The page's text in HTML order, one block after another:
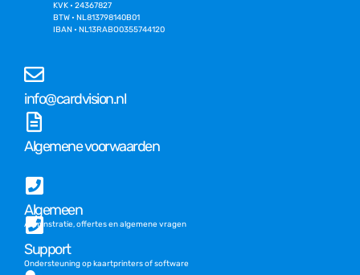
KVK • 24367827
BTW • NL813798140B01
IBAN • NL13RABO0355744120
info@cardvision.nl
Algemene voorwaarden
Algemeen
Adminstratie, offertes en algemene vragen
Support
Ondersteuning op kaartprinters of software